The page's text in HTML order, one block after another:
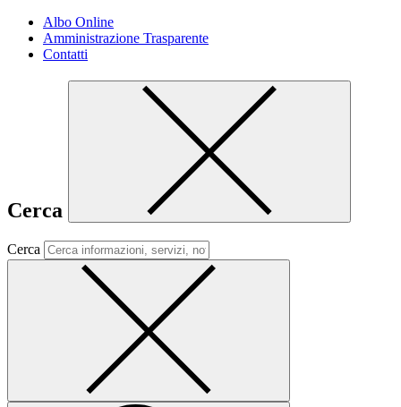
Albo Online
Amministrazione Trasparente
Contatti
Cerca
Cerca